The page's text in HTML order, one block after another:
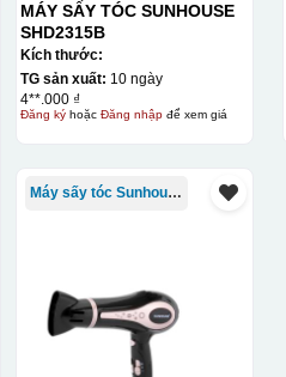
MÁY SẤY TÓC SUNHOUSE
SHD2315B
Kích thước:
TG sản xuất: 10 ngày
4**.000 ₫
Đăng kýhoặc Đăng nhậpđể xem giá
Máy sấy tóc Sunhouse